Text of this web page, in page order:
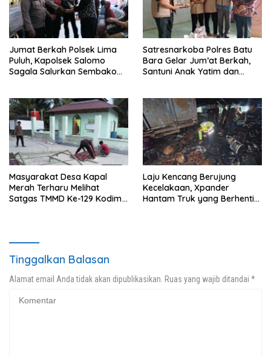
Jumat Berkah Polsek Lima
Puluh, Kapolsek Salomo
Sagala Salurkan Sembako
Satresnarkoba Polres Batu
Bara Gelar Jum’at Berkah,
Santuni Anak Yatim dan
Masyarakat Desa Kapal
Merah Terharu Melihat
Satgas TMMD Ke-129 Kodim
Laju Kencang Berujung
Kecelakaan, Xpander
Hantam Truk yang Berhenti
Tinggalkan Balasan
Alamat email Anda tidak akan dipublikasikan. Ruas yang wajib ditandai *